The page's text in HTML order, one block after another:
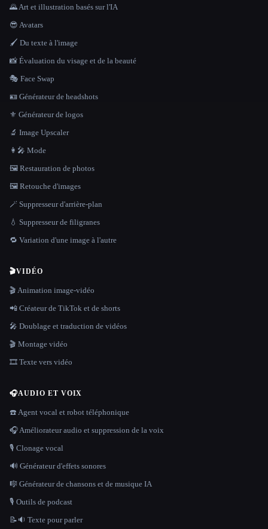
🌄 Art et illustration basés sur l'IA
😎 Avatars
🖌️ Du texte à l'image
📸 Évaluation du visage et de la beauté
🎭 Face Swap
🪪 Générateur de headshots
⚜️ Générateur de logos
🔬 Image Upscaler
👩‍🎤 Mode
🖼️ Restauration de photos
🖼️ Retouche d'images
🪄 Suppresseur d'arrière-plan
💧 Suppresseur de filigranes
🔁 Variation d'une image à l'autre
🎬VIDÉO
🎬 Animation image-vidéo
📲 Créateur de TikTok et de shorts
🎤 Doublage et traduction de vidéos
🎬 Montage vidéo
🎞️ Texte vers vidéo
🎧AUDIO ET VOIX
☎️ Agent vocal et robot téléphonique
🎧 Améliorateur audio et suppression de la voix
🎙️ Clonage vocal
🔊 Générateur d'effets sonores
🎼 Générateur de chansons et de musique IA
🎙️ Outils de podcast
📝🔉 Texte pour parler